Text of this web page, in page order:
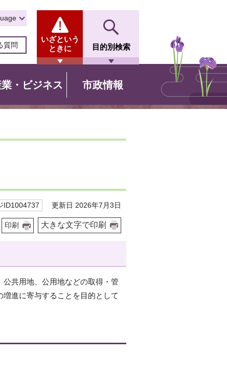
質問
いざという
ときに
目的別検索
・ビジネス 市政情報
ID1004737 更新日 2026年7月3日
印刷 大きな文字で印刷
共用地、公用地などの取得・管
進に寄与することを目的として